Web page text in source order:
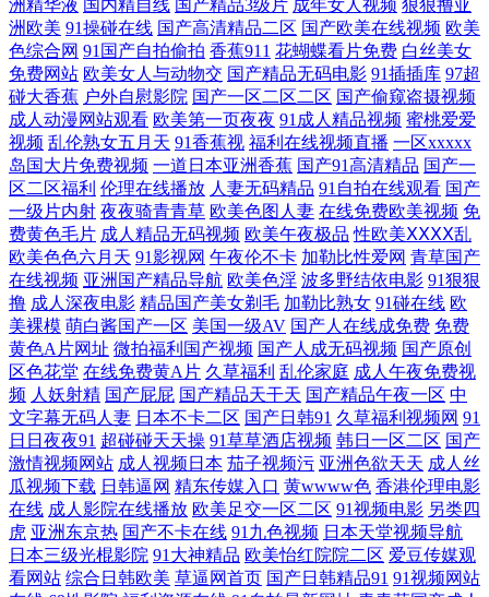
视觉电影6080 日本不卡影院 久久五月丁香一区二区三区 国产丝袜 999色
日韩 又黄又爽又猛 原产国创精品日韩 亚洲一区二区天天影视 亚洲欧美日
韩在线观看 高清电影观看 第一福利導航AV 91不卡在 在线瓜伦 爽一区二
区 欧美日韩精品在线观看 自偷图片视频专区 亚洲v日 日韩一级免费观看
日本不卡精 九九国产 成人免费精品国产电影 在线日本电影 四虎亚洲精品
欧美精品九九 婷婷综合尤物精品国产 日韩在线一区二区三区 日本亚洲美
国别类图片 狼友综合网 丰满艳妇岳的引诱hd 91麻豆香蕉 亚洲精品久久午
夜无码一区二区 亚洲精品4 日本综合精品一区 六月综合基地 国内自拍 成
人用具 最近最新中文字幕大全2018 亚洲色图20p 国产一级二级三级网站
成人开心网 80s电影网 官网 亚洲激情社区 骚骚日韩精品中文字幕 欧美肥
婆姓交大片 国语自产拍 福利短片 丁香婷婷在线 东方AV影库 成全视频在
洲精华液 国内精自线 国产精品3级片 成年女人视频 狠狠撸亚
洲欧美 91操碰在线 国产高清精品二区 国产欧美在线视频 欧美
色综合网 91国产自拍偷拍 香蕉911 花蝴蝶看片免费 白丝美女
免费网站 欧美女人与动物交 国产精品无码电影 91插插库 97超
碰大香蕉 户外自慰影院 国产一区二区二区 国产偷窥盗摄视频
成人动漫网站观看 欧美第一页夜夜 91成人精品视频 蜜桃爱爱
视频 乱伦熟女五月天 91香蕉视 福利在线视频直播 一区xxxxx
岛国大片免费视频 一道日本亚洲香蕉 国产91高清精品 国产一
区二区福利 伦理在线播放 人妻无码精品 91自拍在线观看 国产
一级片内射 夜夜骑青青草 欧美色图人妻 在线免费欧美视频 免
费黄色毛片 成人精品无码视频 欧美午夜极品 性欧美ⅩⅩⅩⅩ乱
欧美色色六月天 91影视网 午夜伦不卡 加勒比性爱网 青草国产
在线视频 亚洲国产精品导航 欧美色淫 波多野结依电影 91狠狠
撸 成人深夜电影 精品国产美女剃毛 加勒比熟女 91碰在线 欧
美裸模 萌白酱国产一区 美国一级AV 国产人在线成免费 免费
黄色A片网址 微拍福利国产视频 国产人成无码视频 国产原创
区色花堂 在线免费黄A片 久草福利 乱伦家庭 成人午夜免费视
频 人妖射精 国产屁屁 国产精品天干天 国产精品午夜一区 中
文字幕无码人妻 日本不卡二区 国产日韩91 久草福利视频网 91
日日夜夜91 超碰碰天天操 91草草酒店视频 韩日一区二区 国产
激情视频网站 成人视频日本 茄子视频污 亚洲色欲天天 成人丝
瓜视频下载 日韩逼网 精东传媒入口 黄wwww色 香港伦理电影
在线 成人影院在线播放 欧美足交一区二区 91视频电影 另类四
虎 亚洲东京热 国产不卡在线 91九色视频 日本天堂视频导航
日本三级光棍影院 91大神精品 欧美怡红院院二区 爱豆传媒观
看网站 综合日韩欧美 草逼网首页 国产日韩精品91 91视频网站